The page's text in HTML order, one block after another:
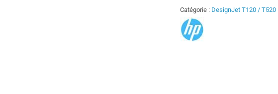
Catégorie : DesignJet T120 / T520